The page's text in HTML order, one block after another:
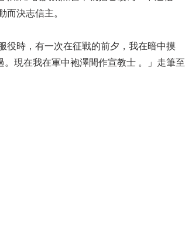
決志信主。
役時，有一次在征戰的前夕，我在暗中摸
現在我在軍中袍澤間作宣教士 。」走筆至